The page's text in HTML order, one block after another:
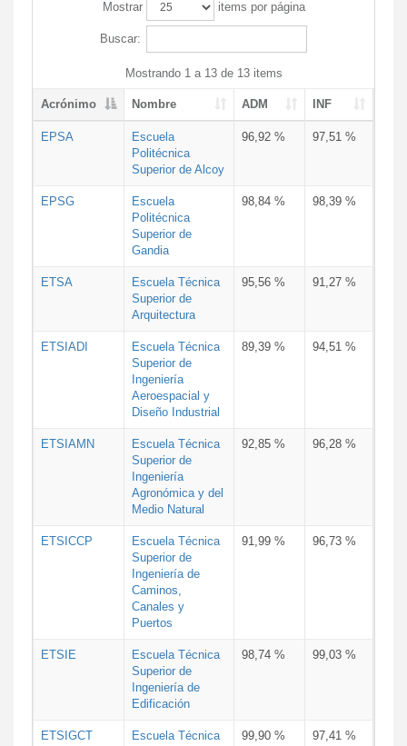
Mostrar items por página
Buscar:
Mostrando 1 a 13 de 13 items
Acrónimo Nombre ADM INF
EPSA
Escuela
Politécnica
Superior de Alcoy
96,92 % 97,51 %
EPSG
Escuela
Politécnica
Superior de
Gandia
98,84 % 98,39 %
ETSA
Escuela Técnica
Superior de
Arquitectura
95,56 % 91,27 %
ETSIADI
Escuela Técnica
Superior de
Ingeniería
Aeroespacial y
Diseño Industrial
89,39 % 94,51 %
ETSIAMN
Escuela Técnica
Superior de
Ingeniería
Agronómica y del
Medio Natural
92,85 % 96,28 %
ETSICCP
Escuela Técnica
Superior de
Ingeniería de
Caminos,
Canales y
Puertos
91,99 % 96,73 %
ETSIE
Escuela Técnica
Superior de
Ingeniería de
Edificación
98,74 % 99,03 %
ETSIGCT
Escuela Técnica
99,90 % 97,41 %